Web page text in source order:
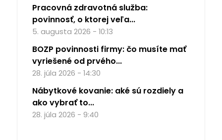
Pracovná zdravotná služba:
povinnosť, o ktorej veľa...
5. augusta 2026 - 10:13
BOZP povinnosti firmy: čo musíte mať
vyriešené od prvého...
28. júla 2026 - 14:30
Nábytkové kovanie: aké sú rozdiely a
ako vybrať to...
28. júla 2026 - 9:40